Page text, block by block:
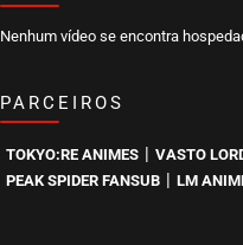
Nenhum vídeo se encontra
PARCEIROS
TOKYO:RE ANIMES VASTO
PEAK SPIDER FANSUB LM